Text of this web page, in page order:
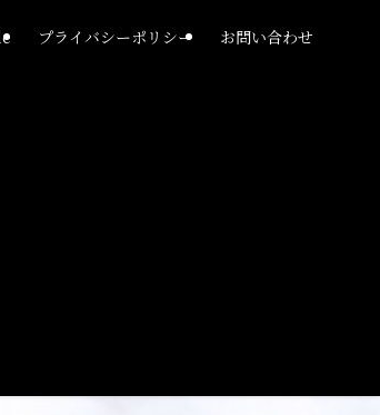
プライバシーポリシー お問い合わせ